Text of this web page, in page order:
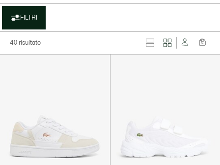
FILTRI
40 risultato